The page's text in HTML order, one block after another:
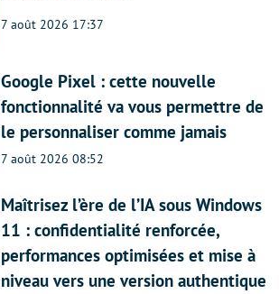
7 août 2026 17:37
Google Pixel : cette nouvelle
fonctionnalité va vous permettre de
le personnaliser comme jamais
7 août 2026 08:52
Maîtrisez l’ère de l’IA sous Windows
11 : confidentialité renforcée,
performances optimisées et mise à
niveau vers une version authentique